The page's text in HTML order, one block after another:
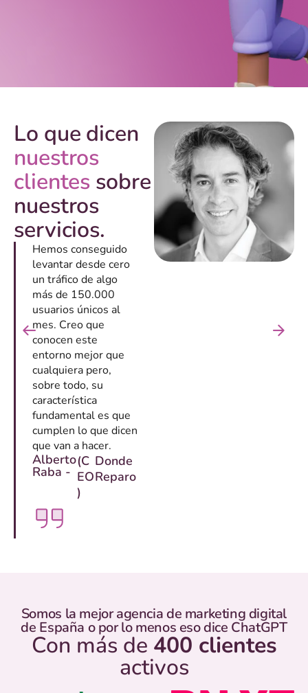
Lo que dicen
nuestros
clientes sobre
nuestros
servicios.
Hemos conseguido
levantar desde cero
un tráfico de algo
más de 150.000
usuarios únicos al
mes. Creo que
conocen este
entorno mejor que
cualquiera pero,
sobre todo, su
característica
fundamental es que
cumplen lo que dicen
que van a hacer.
Alberto
Raba -
(C
EO
)
Donde
Reparo
Somos la mejor agencia de marketing digital
de España o por lo menos eso dice ChatGPT
Con más de 400 clientes
activos